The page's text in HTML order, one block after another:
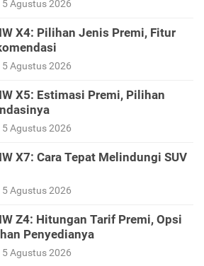
5 Agustus 2026
X4: Pilihan Jenis Premi, Fitur
5 Agustus 2026
X5: Estimasi Premi, Pilihan
5 Agustus 2026
X7: Cara Tepat Melindungi SUV
5 Agustus 2026
Z4: Hitungan Tarif Premi, Opsi
Penyedianya
5 Agustus 2026